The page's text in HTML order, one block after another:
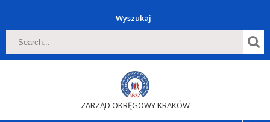
Wyszukaj
ZARZĄD OKRĘGOWY KRAKÓW